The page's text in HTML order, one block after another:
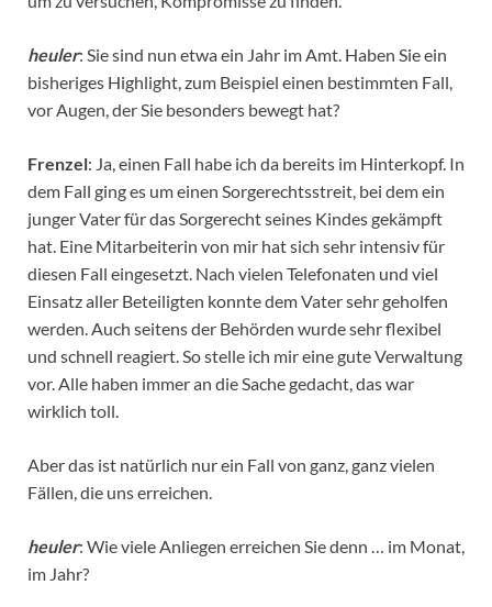
heuler: Sie sind nun etwa ein Jahr im Amt. Haben Sie ein
bisheriges Highlight, zum Beispiel einen bestimmten Fall,
vor Augen, der Sie besonders bewegt hat?
Frenzel: Ja, einen Fall habe ich da bereits im Hinterkopf. In
dem Fall ging es um einen Sorgerechtsstreit, bei dem ein
junger Vater für das Sorgerecht seines Kindes gekämpft
hat. Eine Mitarbeiterin von mir hat sich sehr intensiv für
diesen Fall eingesetzt. Nach vielen Telefonaten und viel
Einsatz aller Beteiligten konnte dem Vater sehr geholfen
werden. Auch seitens der Behörden wurde sehr flexibel
und schnell reagiert. So stelle ich mir eine gute Verwaltung
vor. Alle haben immer an die Sache gedacht, das war
wirklich toll.
Aber das ist natürlich nur ein Fall von ganz, ganz vielen
Fällen, die uns erreichen.
heuler: Wie viele Anliegen erreichen Sie denn … im Monat,
im Jahr?